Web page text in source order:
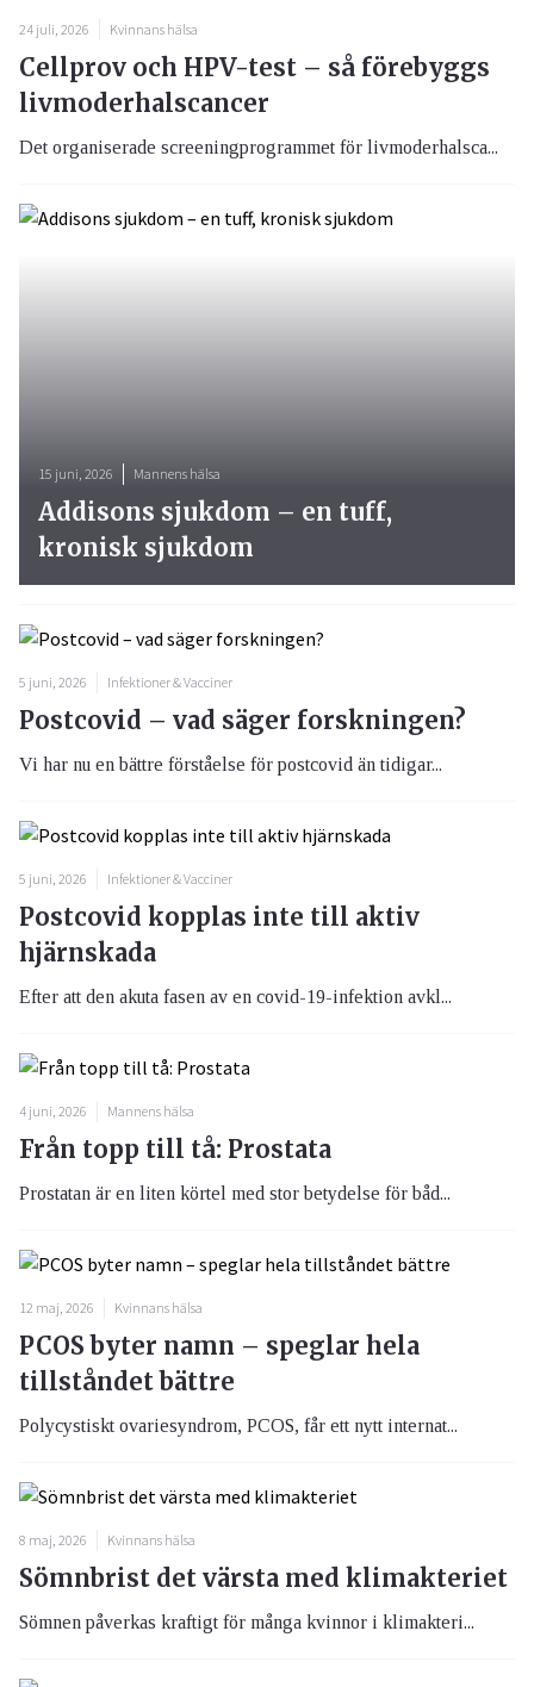
24 juli, 2026 Kvinnans hälsa
Cellprov och HPV-test – så förebyggs
livmoderhalscancer
Det organiserade screeningprogrammet för livmoderhalsca...
15 juni, 2026 Mannens hälsa
Addisons sjukdom – en tuff,
kronisk sjukdom
5 juni, 2026 Infektioner & Vacciner
Postcovid – vad säger forskningen?
Vi har nu en bättre förståelse för postcovid än tidigar...
5 juni, 2026 Infektioner & Vacciner
Postcovid kopplas inte till aktiv
hjärnskada
Efter att den akuta fasen av en covid-19-infektion avkl...
4 juni, 2026 Mannens hälsa
Från topp till tå: Prostata
Prostatan är en liten körtel med stor betydelse för båd...
12 maj, 2026 Kvinnans hälsa
PCOS byter namn – speglar hela
tillståndet bättre
Polycystiskt ovariesyndrom, PCOS, får ett nytt internat...
8 maj, 2026 Kvinnans hälsa
Sömnbrist det värsta med klimakteriet
Sömnen påverkas kraftigt för många kvinnor i klimakteri...